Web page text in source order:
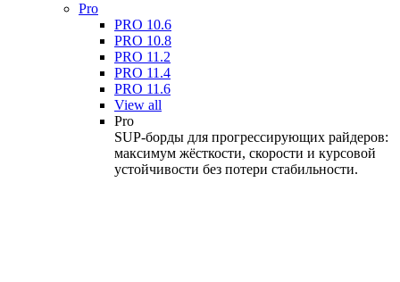
Pro
PRO 10.6
PRO 10.8
PRO 11.2
PRO 11.4
PRO 11.6
View all
Pro
SUP-борды для прогрессирующих райдеров:
максимум жёсткости, скорости и курсовой
устойчивости без потери стабильности.